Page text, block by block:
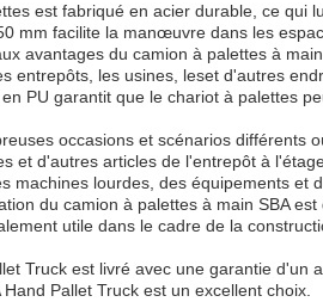
est fabriqué en acier durable, ce qui
mm facilite la manœuvre dans les
avantages du camion à palettes à
entrepôts, les usines, leset d'autres
PU garantit que le chariot à palettes
occasions et scénarios différents
et d'autres articles de l'entrepôt à
machines lourdes, des équipements et
du camion à palettes à main SBA
utile dans le cadre de la
Truck est livré avec une garantie
Pallet Truck est un excellent choix.